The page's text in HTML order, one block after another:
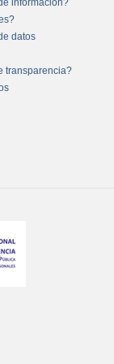
información?
datos
transparencia?